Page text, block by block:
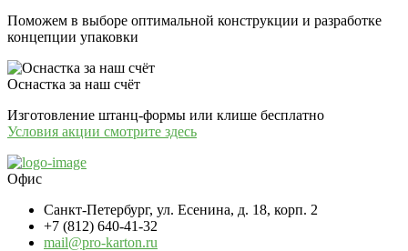
Поможем в выборе оптимальной конструкции и разработке
концепции упаковки
Оснастка за наш счёт
Изготовление штанц-формы или клише бесплатно
Условия акции смотрите здесь
Офис
Санкт-Петербург, ул. Есенина, д. 18, корп. 2
+7 (812) 640-41-32
mail@pro-karton.ru